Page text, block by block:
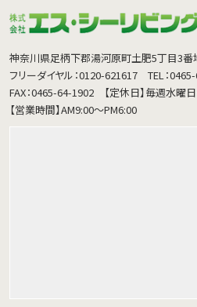
神奈川県足柄下郡湯河原町土肥5丁目3番
フリーダイヤル：0120-621617
TEL：
FAX：0465-64-1902
【定休日】毎週水曜
【営業時間】AM9:00～PM6:00